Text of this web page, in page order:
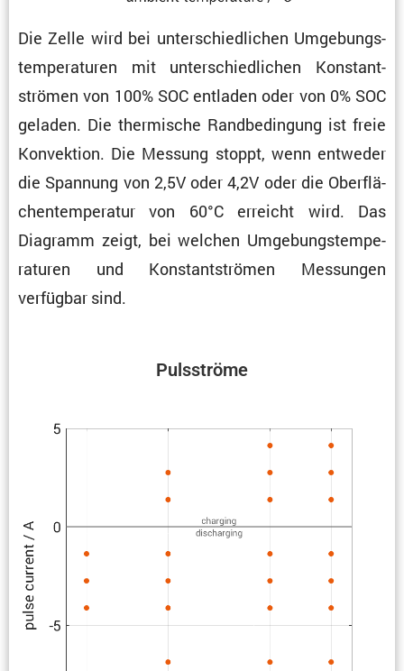
Die Zelle wird bei unter­schied­li­chen Umgebungs­
tem­pe­ra­turen mit unter­schied­li­chen Konstant­
strömen von 100% SOC entladen oder von 0% SOC
geladen. Die thermi­sche Randbe­din­gung ist freie
Konvek­tion. Die Messung stoppt, wenn entweder
die Spannung von 2,5V oder 4,2V oder die Oberflä­
chen­tem­pe­ratur von 60°C erreicht wird. Das
Diagramm zeigt, bei welchen Umgebungs­tem­pe­
ra­turen und Konstant­strömen Messungen
verfügbar sind.
Pulsströme